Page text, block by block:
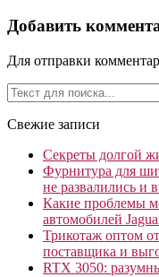
Добавить
Для отправки
Свежие записи
Секреты долгой
Фурнитура для
не развалились и
Какие проблемы
автомобилей
Трикотаж оптом
поставщика и
RTX 3050: